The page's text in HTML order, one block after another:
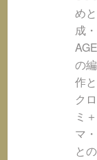
め
成
の
作
ク
ミ
マ
と